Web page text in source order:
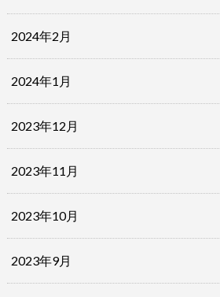
2024年2月
2024年1月
2023年12月
2023年11月
2023年10月
2023年9月